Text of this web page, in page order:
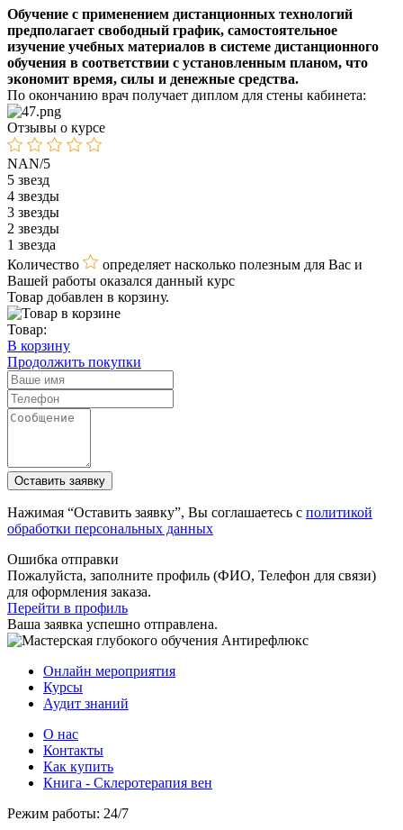
Обучение с применением дистанционных технологий
предполагает свободный график, самостоятельное
изучение учебных материалов в системе дистанционного
обучения в соответствии с установленным планом, что
экономит время, силы и денежные средства.
По окончанию врач получает диплом для стены кабинета:
Отзывы о курсе
NAN/5
5 звезд
4 звезды
3 звезды
2 звезды
1 звезда
Количество
определяет насколько полезным для Вас и
Вашей работы оказался данный курс
Товар добавлен в корзину.
Товар:
В корзину
Продолжить покупки
Нажимая “Оставить заявку”, Вы соглашаетесь с политикой
обработки персональных данных
Ошибка отправки
Пожалуйста, заполните профиль (ФИО, Телефон для связи)
для оформления заказа.
Перейти в профиль
Ваша заявка успешно отправлена.
Онлайн мероприятия
Курсы
Аудит знаний
О нас
Контакты
Как купить
Книга - Склеротерапия вен
Режим работы: 24/7